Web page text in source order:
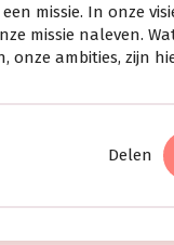
missie. In onze
missie naleven.
onze ambities, zijn
Delen